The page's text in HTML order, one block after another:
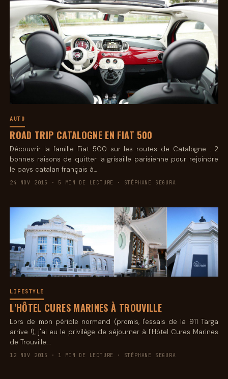
AUTO
ROAD TRIP CATALOGNE EN FIAT 500
Découvrir la famille Fiat 500 sur les routes de Catalogne : 2
bonnes raisons de quitter la grisaille parisienne pour rejoindre
le pays catalan français à…
24 NOV 2015 · 5 MIN DE LECTURE · STÉPHANE SEGURA
LIFESTYLE
L’HÔTEL CURES MARINES À TROUVILLE
Lors de mon périple normand (promis, l'essais de la 911 Targa
arrive !), j'ai eu le privilège de séjourner à l'Hôtel Cures Marines
de Trouville.…
12 NOV 2015 · 1 MIN DE LECTURE · STÉPHANE SEGURA